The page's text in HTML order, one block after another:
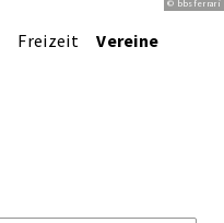
© bbsferrari
Freizeit Vereine